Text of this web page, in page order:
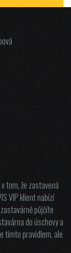
tom, že zastavená
VIP klient nabízí
půjčíte
do úschovy a
tímto pravidlem, ale